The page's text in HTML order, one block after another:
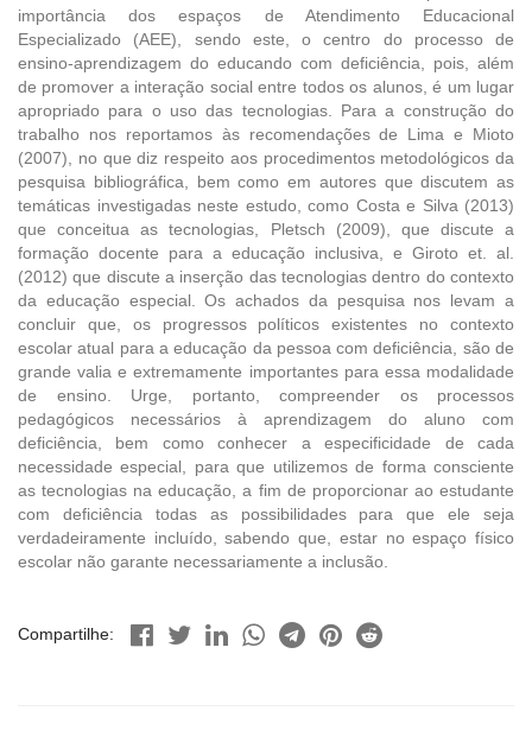
importância dos espaços de Atendimento Educacional
Especializado (AEE), sendo este, o centro do processo de
ensino-aprendizagem do educando com deficiência, pois, além
de promover a interação social entre todos os alunos, é um lugar
apropriado para o uso das tecnologias. Para a construção do
trabalho nos reportamos às recomendações de Lima e Mioto
(2007), no que diz respeito aos procedimentos metodológicos da
pesquisa bibliográfica, bem como em autores que discutem as
temáticas investigadas neste estudo, como Costa e Silva (2013)
que conceitua as tecnologias, Pletsch (2009), que discute a
formação docente para a educação inclusiva, e Giroto et. al.
(2012) que discute a inserção das tecnologias dentro do contexto
da educação especial. Os achados da pesquisa nos levam a
concluir que, os progressos políticos existentes no contexto
escolar atual para a educação da pessoa com deficiência, são de
grande valia e extremamente importantes para essa modalidade
de ensino. Urge, portanto, compreender os processos
pedagógicos necessários à aprendizagem do aluno com
deficiência, bem como conhecer a especificidade de cada
necessidade especial, para que utilizemos de forma consciente
as tecnologias na educação, a fim de proporcionar ao estudante
com deficiência todas as possibilidades para que ele seja
verdadeiramente incluído, sabendo que, estar no espaço físico
escolar não garante necessariamente a inclusão.
Compartilhe: